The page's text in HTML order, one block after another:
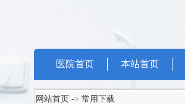
医院首页 本站首页
网站首页 -> 常用下载